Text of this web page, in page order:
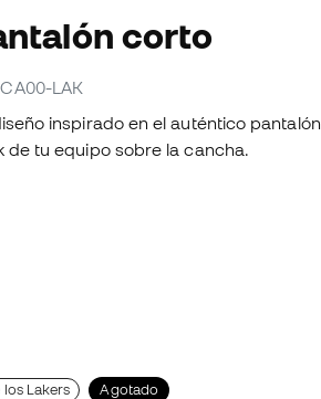
corto
LAK
inspirado en el auténtico pantalón
de tu equipo sobre la cancha.
los Lakers Agotado